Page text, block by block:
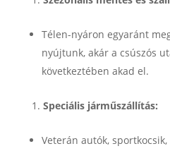
Télen-nyáron egyaránt
nyújtunk, akár a csúszós
következtében akad el.
Speciális járműszállítás:
Veterán autók,